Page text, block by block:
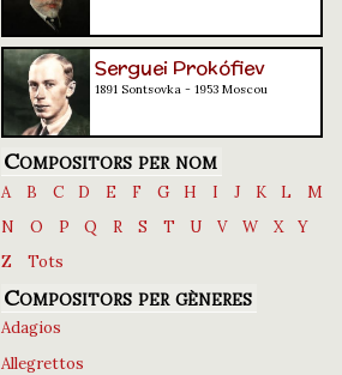
Serguei Prokófiev
1891 Sontsovka - 1953 Moscou
Compositors per nom
A B C D E F G H I J K L
M
N
O P Q R S T U V W X
Y
Z
Tots
Compositors per gèneres
Adagios
Allegrettos